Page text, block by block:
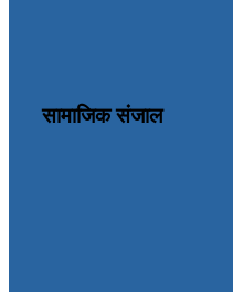
सामाजिक संजाल